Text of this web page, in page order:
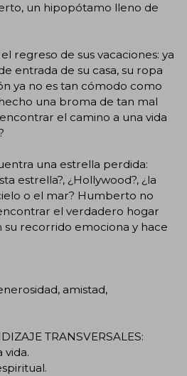
un hipopótamo lleno de
regreso de sus vacaciones: ya
entrada de su casa, su ropa
ya no es tan cómodo como
una broma de tan mal
el camino a una vida
una estrella perdida:
estrella?, ¿Hollywood?, ¿la
o el mar? Humberto no
el verdadero hogar
su recorrido emociona y hace
amistad,
TRANSVERSALES:
vida.